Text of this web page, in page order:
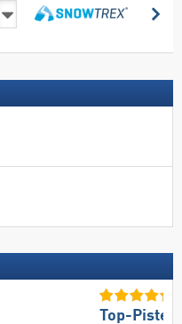
Top-